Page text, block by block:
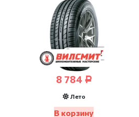
8 784 Р
Лето
В корзину